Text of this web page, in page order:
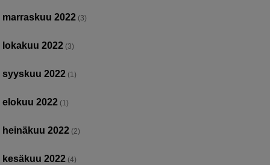
marraskuu 2022 (3)
lokakuu 2022 (3)
syyskuu 2022 (1)
elokuu 2022 (1)
heinäkuu 2022 (2)
kesäkuu 2022 (4)